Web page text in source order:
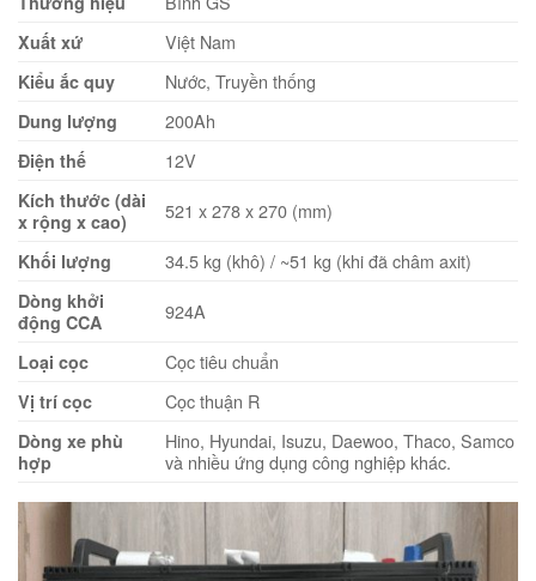
Xuất xứ Việt Nam
Kiểu ắc quy Nước, Truyền thống
Dung lượng 200Ah
Điện thế 12V
Kích thước (dài
x rộng x cao)
521 x 278 x 270 (mm)
Khối lượng 34.5 kg (khô) / ~51 kg (khi đã châm axit)
Dòng khởi
động CCA
924A
Loại cọc Cọc tiêu chuẩn
Vị trí cọc Cọc thuận R
Dòng xe phù
hợp
Hino, Hyundai, Isuzu, Daewoo, Thaco, Samco
và nhiều ứng dụng công nghiệp khác.